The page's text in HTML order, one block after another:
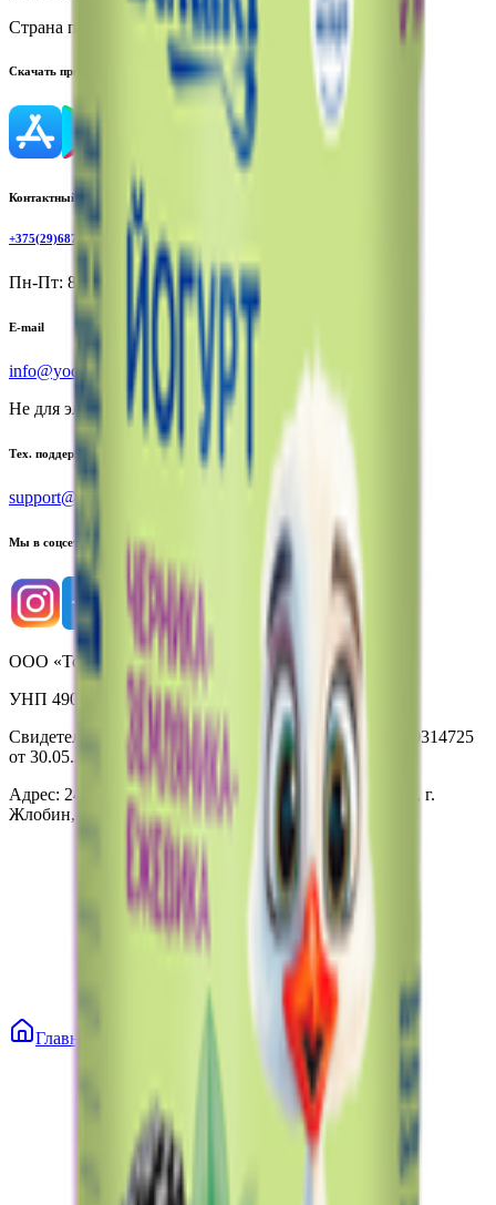
Страна производства:Республика Беларусь
Скачать приложение
Контактный телефон
+375(29)6875999
Пн-Пт: 8:00 - 17:00
E-mail
info@yoda.by
Не для электронных обращений
Тех. поддержка
support@yoda.by
Мы в соцсетях
ООО «Торговая сеть «Продмир»
УНП 490314725
Свидетельство о государственной регистрации № 490314725
от 30.05.2003г выдано Гомельским облисполкомом
Адрес: 247210, Республика Беларусь, Гомельская обл., г.
Жлобин, ул. Козлова 2-А
Главная